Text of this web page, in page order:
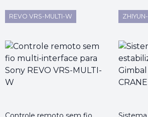
REVO VRS-MULTI-W